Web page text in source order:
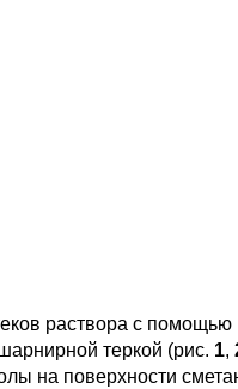
раствора с помощью
теркой (рис. 1,
на поверхности